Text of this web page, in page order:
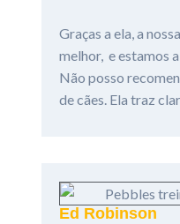
Graças a ela, a
melhor, e estamos
Não posso
de cães. Ela traz
Ed Robinson